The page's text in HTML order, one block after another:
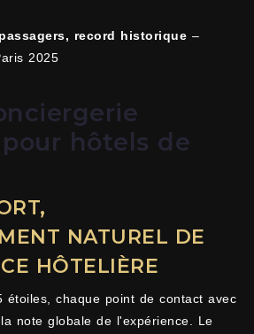
record historique –
2025
hôtels de
NATUREL DE
HÔTELIÈRE
étoiles, chaque point de contact avec
note globale de l'expérience. Le